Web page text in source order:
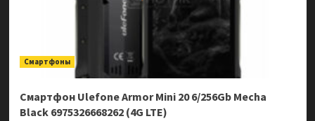
Смартфоны
Смартфон Ulefone Armor Mini 20 6/256Gb Mecha
Black 6975326668262 (4G LTE)